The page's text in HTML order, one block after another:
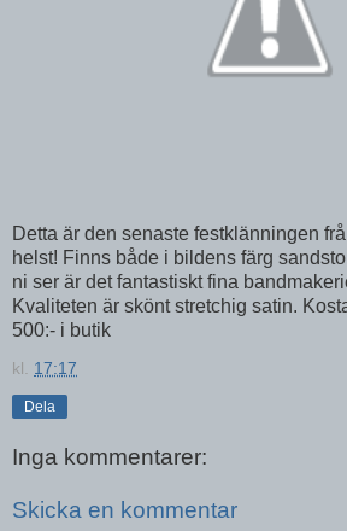
Detta är den senaste festklänningen
helst! Finns både i bildens färg
ni ser är det fantastiskt fina
Kvaliteten är skönt stretchig satin.
500:- i butik
kl. 17:17
Dela
Inga kommentarer:
Skicka en kommentar